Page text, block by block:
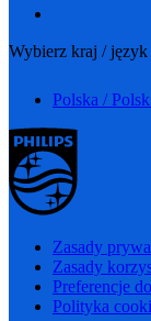
Wybierz kraj / język
Polska /
Zasady
Zasady
Preferencje
Polityka